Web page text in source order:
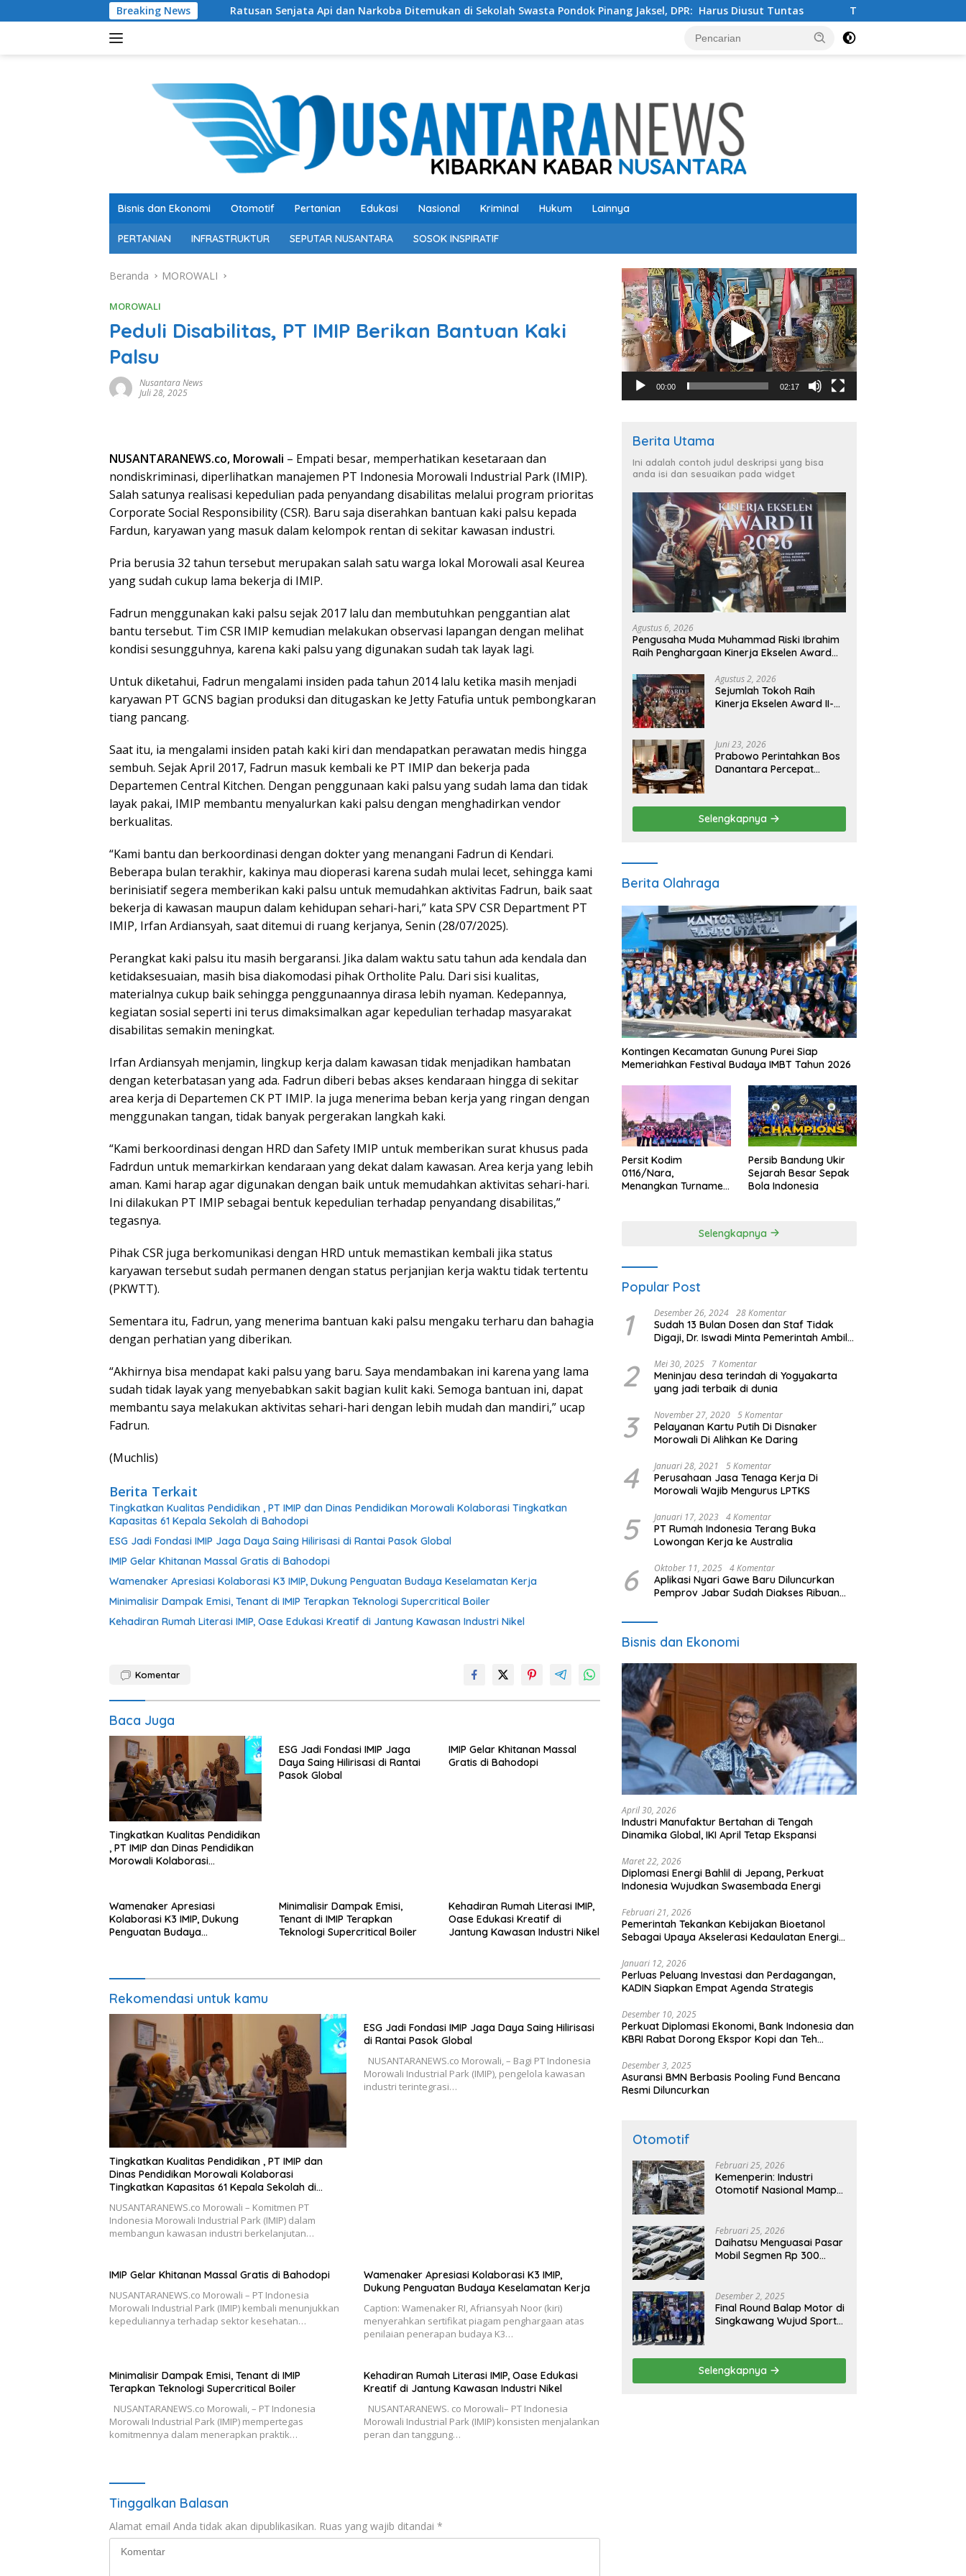
ke
Breaking News
Ratusan Senjata Api dan Narkoba Ditemukan di Sekolah Swasta Pondok Pinang Jaksel, DPR: Harus Diusut Tuntas Tingkatkan Kualitas Pendidikan , PT IMIP
Bisnis dan Ekonomi Otomotif Pertanian Edukasi Nasional Kriminal Hukum Lainnya
PERTANIAN INFRASTRUKTUR SEPUTAR NUSANTARA SOSOK INSPIRATIF
Beranda MOROWALI
MOROWALI
Peduli Disabilitas, PT IMIP Berikan Bantuan Kaki
Palsu
Nusantara News
Juli 28, 2025
NUSANTARANEWS.co, Morowali – Empati besar, memperhatikan kesetaraan dan
nondiskriminasi, diperlihatkan manajemen PT Indonesia Morowali Industrial Park (IMIP).
Salah satunya realisasi kepedulian pada penyandang disabilitas melalui program prioritas
Corporate Social Responsibility (CSR). Baru saja diserahkan bantuan kaki palsu kepada
Fardun, karyawan yang masuk dalam kelompok rentan di sekitar kawasan industri.
Pria berusia 32 tahun tersebut merupakan salah satu warga lokal Morowali asal Keurea
yang sudah cukup lama bekerja di IMIP.
Fadrun menggunakan kaki palsu sejak 2017 lalu dan membutuhkan penggantian alat
bantu tersebut. Tim CSR IMIP kemudian melakukan observasi lapangan dengan melihat
kondisi sesungguhnya, karena kaki palsu yang digunakan sudah tak layak lagi.
Untuk diketahui, Fadrun mengalami insiden pada tahun 2014 lalu ketika masih menjadi
karyawan PT GCNS bagian produksi dan ditugaskan ke Jetty Fatufia untuk pembongkaran
tiang pancang.
Saat itu, ia mengalami insiden patah kaki kiri dan mendapatkan perawatan medis hingga
sembuh. Sejak April 2017, Fadrun masuk kembali ke PT IMIP dan bekerja pada
Departemen Central Kitchen. Dengan penggunaan kaki palsu yang sudah lama dan tidak
layak pakai, IMIP membantu menyalurkan kaki palsu dengan menghadirkan vendor
berkualitas.
“Kami bantu dan berkoordinasi dengan dokter yang menangani Fadrun di Kendari.
Beberapa bulan terakhir, kakinya mau dioperasi karena sudah mulai lecet, sehingga kami
berinisiatif segera memberikan kaki palsu untuk memudahkan aktivitas Fadrun, baik saat
bekerja di kawasan maupun dalam kehidupan sehari-hari,” kata SPV CSR Department PT
IMIP, Irfan Ardiansyah, saat ditemui di ruang kerjanya, Senin (28/07/2025).
Perangkat kaki palsu itu masih bergaransi. Jika dalam waktu satu tahun ada kendala dan
ketidaksesuaian, masih bisa diakomodasi pihak Ortholite Palu. Dari sisi kualitas,
materialnya cukup baik sehingga penggunaannya dirasa lebih nyaman. Kedepannya,
kegiatan sosial seperti ini terus dimaksimalkan agar kepedulian terhadap masyarakat
disabilitas semakin meningkat.
Irfan Ardiansyah menjamin, lingkup kerja dalam kawasan tidak menjadikan hambatan
dengan keterbatasan yang ada. Fadrun diberi bebas akses kendaraan hingga di sekitar
area kerja di Departemen CK PT IMIP. Ia juga menerima beban kerja yang ringan dengan
menggunakan tangan, tidak banyak pergerakan langkah kaki.
“Kami berkoordinasi dengan HRD dan Safety IMIP untuk memberikan surat khusus pada
Fadrdun untuk memarkirkan kendaraan yang dekat dalam kawasan. Area kerja yang lebih
aman. Kami harap agar digunakan dengan baik untuk memudahkan aktivitas sehari-hari.
Ini dilakukan PT IMIP sebagai bentuk kepedulian terhadap penyandang disabilitas,”
tegasnya.
Pihak CSR juga berkomunikasi dengan HRD untuk memastikan kembali jika status
karyawan tersebut sudah permanen dengan status perjanjian kerja waktu tidak tertentu
(PKWTT).
Sementara itu, Fadrun, yang menerima bantuan kaki palsu mengaku terharu dan bahagia
dengan perhatian yang diberikan.
“Akhirnya bisa mendapat kaki palsu yang baru. Saya mendambakan ini karena yang lama
sudah tidak layak yang menyebabkan sakit bagian kulit kaki. Semoga bantuan ini, dapat
membantu saya melakukan aktivitas sehari-hari dengan lebih mudah dan mandiri,” ucap
Fadrun.
(Muchlis)
Berita Terkait
Tingkatkan Kualitas Pendidikan , PT IMIP dan Dinas Pendidikan Morowali Kolaborasi Tingkatkan
Kapasitas 61 Kepala Sekolah di Bahodopi
ESG Jadi Fondasi IMIP Jaga Daya Saing Hilirisasi di Rantai Pasok Global
IMIP Gelar Khitanan Massal Gratis di Bahodopi
Wamenaker Apresiasi Kolaborasi K3 IMIP, Dukung Penguatan Budaya Keselamatan Kerja
Minimalisir Dampak Emisi, Tenant di IMIP Terapkan Teknologi Supercritical Boiler
Kehadiran Rumah Literasi IMIP, Oase Edukasi Kreatif di Jantung Kawasan Industri Nikel
Komentar
Baca Juga
Tingkatkan Kualitas Pendidikan
, PT IMIP dan Dinas Pendidikan
Morowali Kolaborasi
ESG Jadi Fondasi IMIP Jaga
Daya Saing Hilirisasi di Rantai
Pasok Global
IMIP Gelar Khitanan Massal
Gratis di Bahodopi
Wamenaker Apresiasi
Kolaborasi K3 IMIP, Dukung
Penguatan Budaya
Minimalisir Dampak Emisi,
Tenant di IMIP Terapkan
Teknologi Supercritical Boiler
Kehadiran Rumah Literasi IMIP,
Oase Edukasi Kreatif di
Jantung Kawasan Industri Nikel
Rekomendasi untuk kamu
Tingkatkan Kualitas Pendidikan , PT IMIP dan
Dinas Pendidikan Morowali Kolaborasi
Tingkatkan Kapasitas 61 Kepala Sekolah di
NUSANTARANEWS.co Morowali – Komitmen PT
Indonesia Morowali Industrial Park (IMIP) dalam
membangun kawasan industri berkelanjutan…
ESG Jadi Fondasi IMIP Jaga Daya Saing Hilirisasi
di Rantai Pasok Global
NUSANTARANEWS.co Morowali, – Bagi PT Indonesia
Morowali Industrial Park (IMIP), pengelola kawasan
industri terintegrasi…
IMIP Gelar Khitanan Massal Gratis di Bahodopi
NUSANTARANEWS.co Morowali – PT Indonesia
Morowali Industrial Park (IMIP) kembali menunjukkan
kepeduliannya terhadap sektor kesehatan…
Wamenaker Apresiasi Kolaborasi K3 IMIP,
Dukung Penguatan Budaya Keselamatan Kerja
Caption: Wamenaker RI, Afriansyah Noor (kiri)
menyerahkan sertifikat piagam penghargaan atas
penilaian penerapan budaya K3…
Minimalisir Dampak Emisi, Tenant di IMIP
Terapkan Teknologi Supercritical Boiler
NUSANTARANEWS.co Morowali, – PT Indonesia
Morowali Industrial Park (IMIP) mempertegas
komitmennya dalam menerapkan praktik…
Kehadiran Rumah Literasi IMIP, Oase Edukasi
Kreatif di Jantung Kawasan Industri Nikel
NUSANTARANEWS. co Morowali– PT Indonesia
Morowali Industrial Park (IMIP) konsisten menjalankan
peran dan tanggung…
Tinggalkan Balasan
Alamat email Anda tidak akan dipublikasikan. Ruas yang wajib ditandai *
Pemutar
Video
00:00 02:17
Berita Utama
Ini adalah contoh judul deskripsi yang bisa
anda isi dan sesuaikan pada widget
Agustus 6, 2026
Pengusaha Muda Muhammad Riski Ibrahim
Raih Penghargaan Kinerja Ekselen Award
Agustus 2, 2026
Sejumlah Tokoh Raih
Kinerja Ekselen Award II-
Juni 23, 2026
Prabowo Perintahkan Bos
Danantara Percepat
Ekonomi Baru
Selengkapnya
Berita Olahraga
Kontingen Kecamatan Gunung Purei Siap
Memeriahkan Festival Budaya IMBT Tahun 2026
Persit Kodim
0116/Nara,
Menangkan Turnamen
Persib Bandung Ukir
Sejarah Besar Sepak
Bola Indonesia
Selengkapnya
Popular Post
1 Desember 26, 2024 28 Komentar
Sudah 13 Bulan Dosen dan Staf Tidak
Digaji, Dr. Iswadi Minta Pemerintah Ambil
2 Mei 30, 2025 7 Komentar
Meninjau desa terindah di Yogyakarta
yang jadi terbaik di dunia
3 November 27, 2020 5 Komentar
Pelayanan Kartu Putih Di Disnaker
Morowali Di Alihkan Ke Daring
4 Januari 28, 2021 5 Komentar
Perusahaan Jasa Tenaga Kerja Di
Morowali Wajib Mengurus LPTKS
5 Januari 17, 2023 4 Komentar
PT Rumah Indonesia Terang Buka
Lowongan Kerja ke Australia
6 Oktober 11, 2025 4 Komentar
Aplikasi Nyari Gawe Baru Diluncurkan
Pemprov Jabar Sudah Diakses Ribuan
Bisnis dan Ekonomi
April 30, 2026
Industri Manufaktur Bertahan di Tengah
Dinamika Global, IKI April Tetap Ekspansi
Maret 22, 2026
Diplomasi Energi Bahlil di Jepang, Perkuat
Indonesia Wujudkan Swasembada Energi
Februari 21, 2026
Pemerintah Tekankan Kebijakan Bioetanol
Sebagai Upaya Akselerasi Kedaulatan Energi
Januari 12, 2026
Perluas Peluang Investasi dan Perdagangan,
KADIN Siapkan Empat Agenda Strategis
Desember 10, 2025
Perkuat Diplomasi Ekonomi, Bank Indonesia dan
KBRI Rabat Dorong Ekspor Kopi dan Teh
Desember 3, 2025
Asuransi BMN Berbasis Pooling Fund Bencana
Resmi Diluncurkan
Otomotif
Februari 25, 2026
Kemenperin: Industri
Otomotif Nasional Mampu
Februari 25, 2026
Daihatsu Menguasai Pasar
Mobil Segmen Rp 300
Desember 2, 2025
Final Round Balap Motor di
Singkawang Wujud Sports
Selengkapnya